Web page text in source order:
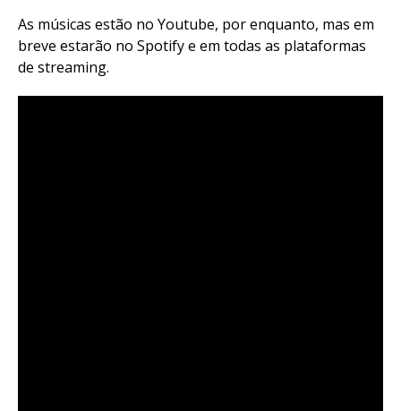
As músicas estão no Youtube, por enquanto, mas em
breve estarão no Spotify e em todas as plataformas
de streaming.